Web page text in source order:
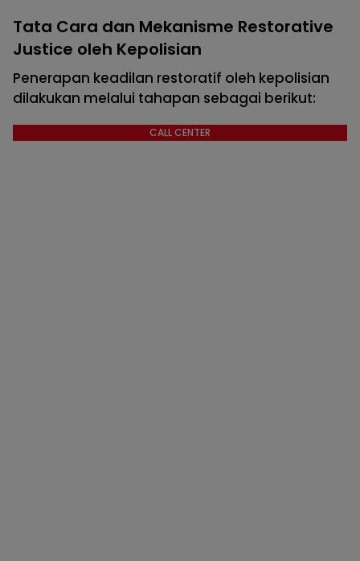
Tata Cara dan Mekanisme Restorative
Justice oleh Kepolisian
Penerapan keadilan restoratif oleh kepolisian
dilakukan melalui tahapan sebagai berikut:
CALL CENTER